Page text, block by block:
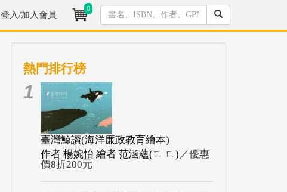
登入/加入會員
0
熱門排行榜
1
臺灣鯨讚(海洋廉政教育繪本)
作者 楊婉怡 繪者 范涵蘊(ㄈ ㄈ) ／優惠
價8折200元